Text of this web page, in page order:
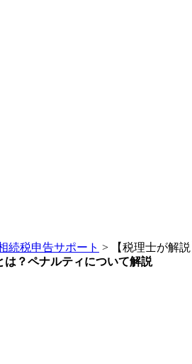
続税申告サポート >
【税理士が解
は？ペナルティについて解説